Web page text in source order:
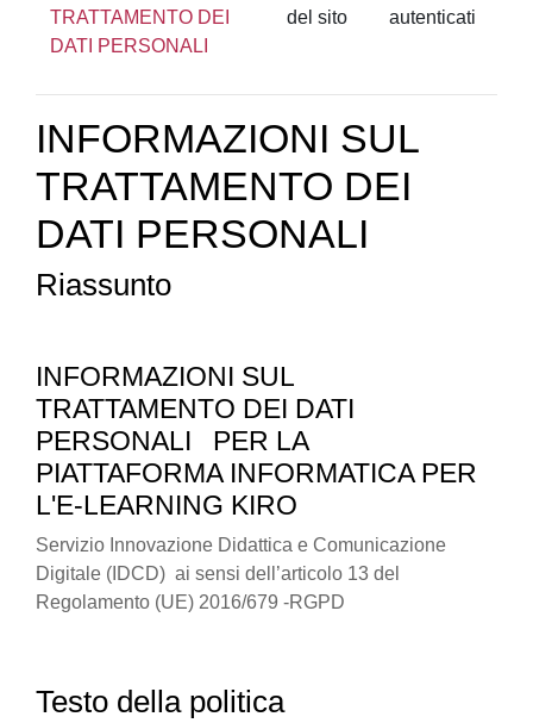
TRATTAMENTO DEI
DATI PERSONALI
del sito
autenticati
INFORMAZIONI SUL
TRATTAMENTO DEI
DATI PERSONALI
Riassunto
INFORMAZIONI SUL
TRATTAMENTO DEI DATI
PERSONALI
PER LA
PIATTAFORMA INFORMATICA PER
L'E-LEARNING KIRO
Servizio Innovazione Didattica e Comunicazione
Digitale (IDCD) ai sensi dell’articolo 13 del
Regolamento (UE) 2016/679 -RGPD
Testo della politica